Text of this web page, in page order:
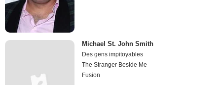
Michael St. John Smith
Des gens impitoyables
The Stranger Beside Me
Fusion